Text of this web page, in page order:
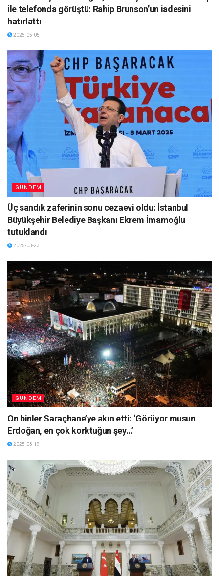
ile telefonda görüştü: Rahip Brunson’un iadesini
hatırlattı
2025-05-05
GÜNDEM
Üç sandık zaferinin sonu cezaevi oldu: İstanbul
Büyükşehir Belediye Başkanı Ekrem İmamoğlu
tutuklandı
2025-03-23
GÜNDEM
On binler Saraçhane’ye akın etti: ‘Görüyor musun
Erdoğan, en çok korktuğun şey…’
2025-03-19